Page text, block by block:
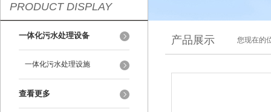
PRODUCT DISPLAY
一体化污水处理设备
一体化污水处理设施
查看更多
产品展示 您现在的